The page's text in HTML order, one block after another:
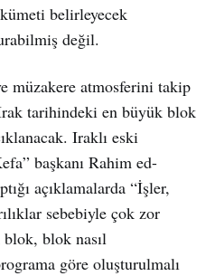
belirleyecek
değil.
müzakere atmosferini takip
tarihindeki en büyük blok
Iraklı eski
başkanı Rahim ed-
açıklamalarda “İşler,
sebebiyle çok zor
blok nasıl
göre oluşturulmalı